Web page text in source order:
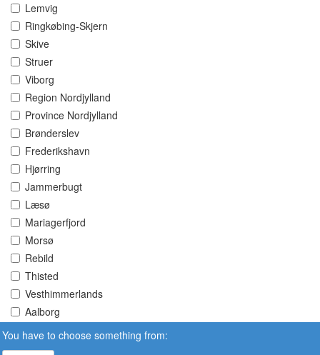
Lemvig
Ringkøbing-Skjern
Skive
Struer
Viborg
Region Nordjylland
Province Nordjylland
Brønderslev
Frederikshavn
Hjørring
Jammerbugt
Læsø
Mariagerfjord
Morsø
Rebild
Thisted
Vesthimmerlands
Aalborg
You have to choose something from: